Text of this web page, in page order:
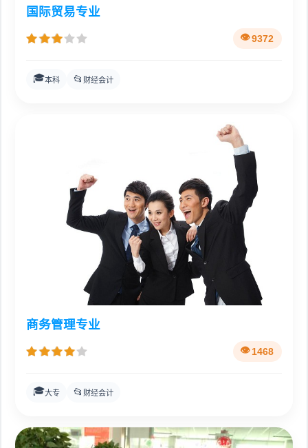
国际贸易专业
9372
🎓本科 📂 财经会计
商务管理专业
1468
🎓大专 📂 财经会计